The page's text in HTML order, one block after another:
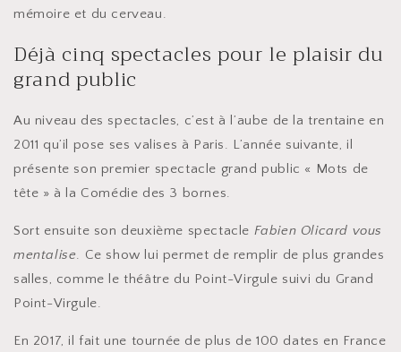
mémoire et du cerveau.
Déjà cinq spectacles pour le plaisir du
grand public
Au niveau des spectacles, c’est à l’aube de la trentaine en
2011 qu’il pose ses valises à Paris. L’année suivante, il
présente son premier spectacle grand public « Mots de
tête » à la Comédie des 3 bornes.
Sort ensuite son deuxième spectacle Fabien Olicard vous
mentalise. Ce show lui permet de remplir de plus grandes
salles, comme le théâtre du Point-Virgule suivi du Grand
Point-Virgule.
En 2017, il fait une tournée de plus de 100 dates en France